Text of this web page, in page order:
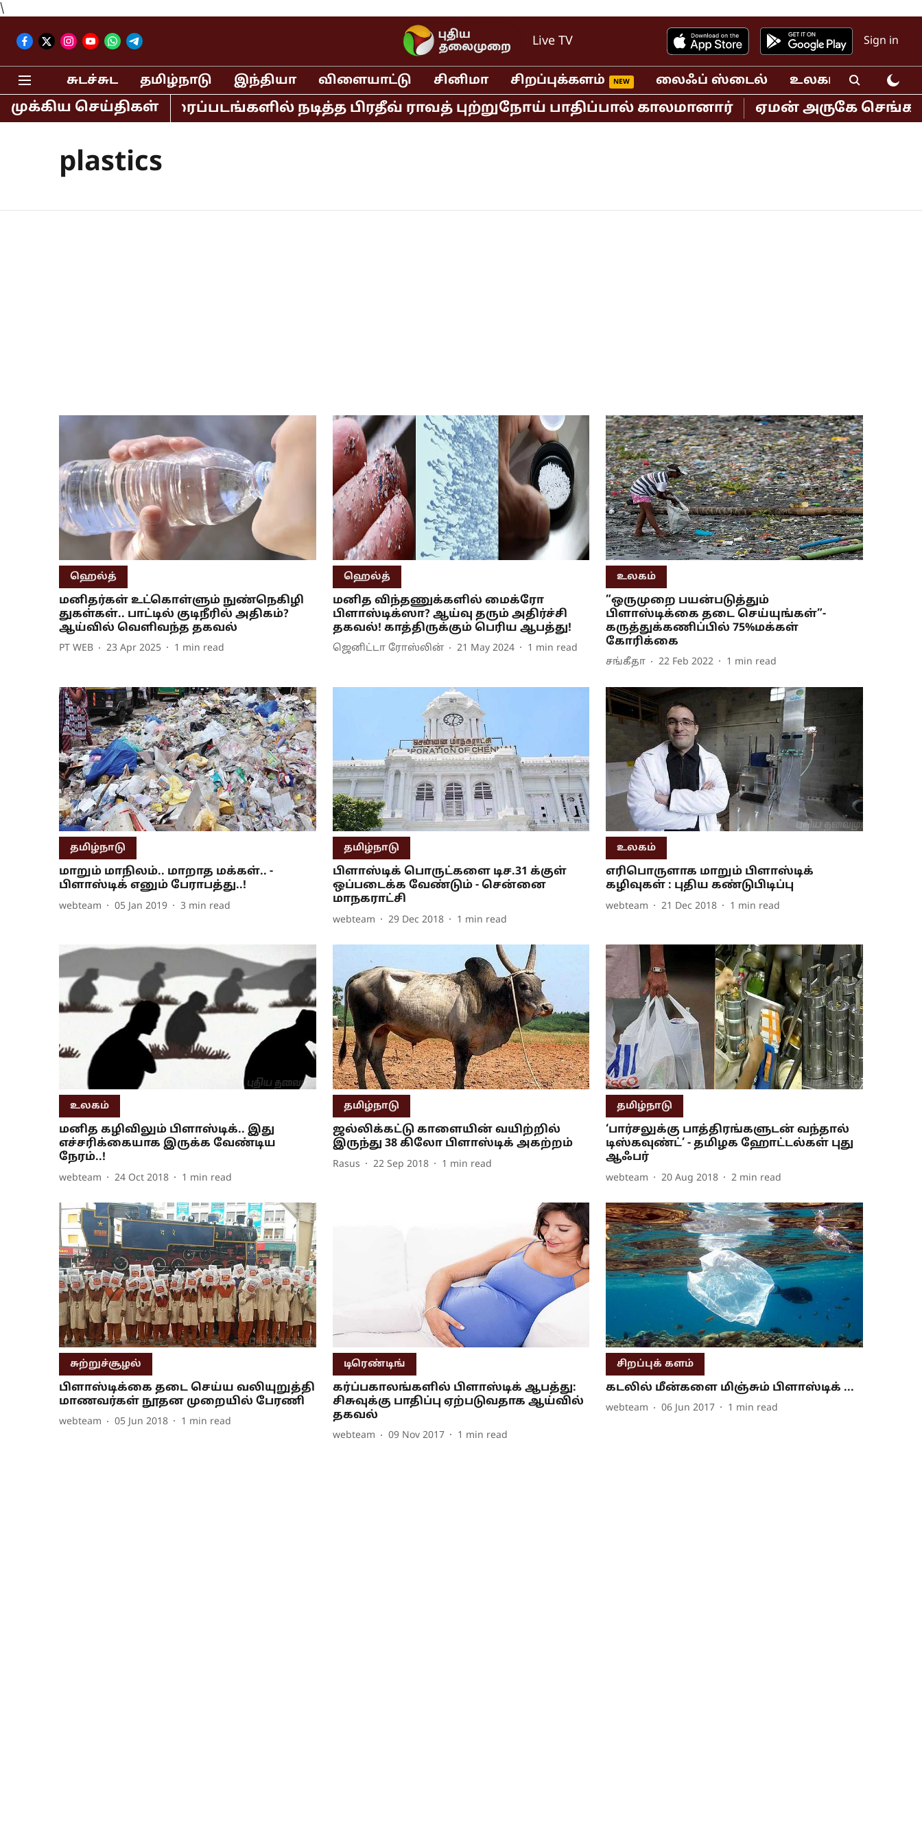
\
Live TV Sign in
சுடச்சுட தமிழ்நாடு இந்தியா விளையாட்டு சினிமா சிறப்புக்களம் லைஃப் ஸ்டைல் உலகம்
முக்கிய செய்திகள்
உள்ளிட்ட திரைப்படங்களில் நடித்த பிரதீவ் ராவத் புற்றுநோய் பாதிப்பால் காலமானார் ஏமன் அருகே செங்கடல்
plastics
ஹெல்த்
மனிதர்கள் உட்கொள்ளும் நுண்நெகிழி
துகள்கள்.. பாட்டில் குடிநீரில் அதிகம்?
ஆய்வில் வெளிவந்த தகவல்
PT WEB 23 Apr 2025 1 min read
ஹெல்த்
மனித விந்தணுக்களில் மைக்ரோ
பிளாஸ்டிக்ஸா? ஆய்வு தரும் அதிர்ச்சி
தகவல்! காத்திருக்கும் பெரிய ஆபத்து!
ஜெனிட்டா ரோஸ்லின் 21 May 2024 1 min read
உலகம்
”ஒருமுறை பயன்படுத்தும்
பிளாஸ்டிக்கை தடை செய்யுங்கள்”-
கருத்துக்கணிப்பில் 75%மக்கள்
கோரிக்கை
சங்கீதா 22 Feb 2022 1 min read
தமிழ்நாடு
மாறும் மாநிலம்.. மாறாத மக்கள்.. -
பிளாஸ்டிக் எனும் பேராபத்து..!
webteam 05 Jan 2019 3 min read
தமிழ்நாடு
பிளாஸ்டிக் பொருட்களை டிச.31 க்குள்
ஒப்படைக்க வேண்டும் - சென்னை
மாநகராட்சி
webteam 29 Dec 2018 1 min read
உலகம்
எரிபொருளாக மாறும் பிளாஸ்டிக்
கழிவுகள் : புதிய கண்டுபிடிப்பு
webteam 21 Dec 2018 1 min read
உலகம்
மனித கழிவிலும் பிளாஸ்டிக்.. இது
எச்சரிக்கையாக இருக்க வேண்டிய
நேரம்..!
webteam 24 Oct 2018 1 min read
தமிழ்நாடு
ஜல்லிக்கட்டு காளையின் வயிற்றில்
இருந்து 38 கிலோ பிளாஸ்டிக் அகற்றம்
Rasus 22 Sep 2018 1 min read
தமிழ்நாடு
‘பார்சலுக்கு பாத்திரங்களுடன் வந்தால்
டிஸ்கவுண்ட்’ - தமிழக ஹோட்டல்கள் புது
ஆஃபர்
webteam 20 Aug 2018 2 min read
சுற்றுச்சூழல்
பிளாஸ்டிக்கை தடை செய்ய வலியுறுத்தி
மாணவர்கள் நூதன முறையில் பேரணி
webteam 05 Jun 2018 1 min read
டிரெண்டிங்
கர்ப்பகாலங்களில் பிளாஸ்டிக் ஆபத்து:
சிசுவுக்கு பாதிப்பு ஏற்படுவதாக ஆய்வில்
தகவல்
webteam 09 Nov 2017 1 min read
சிறப்புக் களம்
கடலில் மீன்களை மிஞ்சும் பிளாஸ்டிக் ...
webteam 06 Jun 2017 1 min read